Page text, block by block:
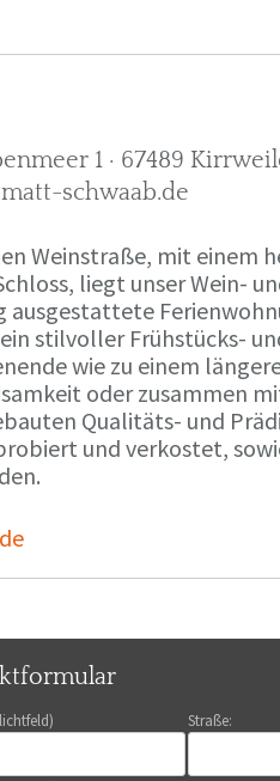
1 · 67489
schwaab.de
Weinstraße, mit einem
liegt unser Wein-
stilvoller Frühstücks-
wie zu einem
oder zusammen
Qualitäts- und
und verkostet,
Straße: